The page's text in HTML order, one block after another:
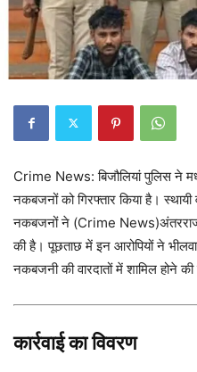
Crime News: बिजौलियां पुलिस ने
नकबजनों को गिरफ्तार किया है।
नकबजनों ने (Crime
की है। पूछताछ में इन आरोपियों ने
नकबजनी की वारदातों में शामिल होने
कार्रवाई का विवरण